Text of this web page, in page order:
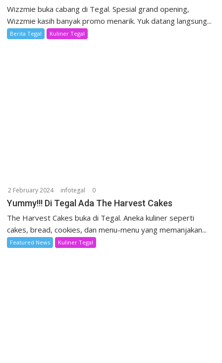
Wizzmie buka cabang di Tegal. Spesial grand opening,
Wizzmie kasih banyak promo menarik. Yuk datang langsung...
Berita Tegal Kuliner Tegal
2 February 2024 infotegal 0
Yummy!!! Di Tegal Ada The Harvest Cakes
The Harvest Cakes buka di Tegal. Aneka kuliner seperti
cakes, bread, cookies, dan menu-menu yang memanjakan...
Featured News Kuliner Tegal